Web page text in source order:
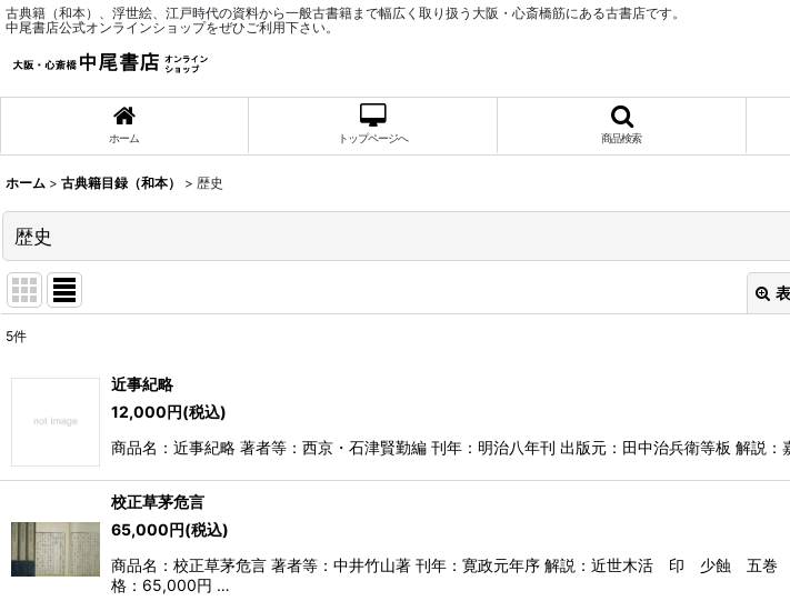
古典籍（和本）、浮世絵、江戸時代の資料から一般古書籍まで幅広く取り扱う大阪・心斎橋筋にある古書店です。
中尾書店公式オンラインショップをぜひご利用下さい。
ホーム トップページへ 商品検索
ホーム > 古典籍目録（和本） > 歴史
歴史
並び順:
絞り込む
5件
近事紀略
12,000円(税込)
商品名：近事紀略 著者等：西京・石津賢勤編 刊年：明治八年刊 出版元：田中治兵衛等板 解説
校正草茅危言
65,000円(税込)
商品名：校正草茅危言 著者等：中井竹山著 刊年：寛政元年序 解説：近世木活 印 少蝕 五
格：65,000円 …